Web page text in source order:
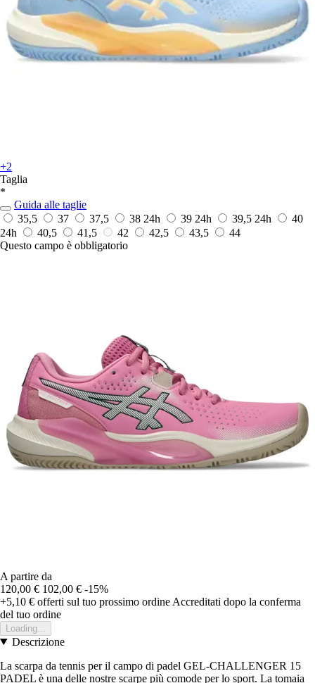
+2
Taglia
*
Guida alle taglie
35,5
37 37,5 38 24h 39 24h 39,5 24h
40
24h
40,5 41,5 42 42,5 43,5
44
Questo campo è obbligatorio
A partire da
120,00 € 102,00 € -15%
+5,10 € offerti sul tuo prossimo ordine Accreditati dopo la conferma
del tuo ordine
Loading...
Descrizione
La scarpa da tennis per il campo di padel GEL-CHALLENGER 15
PADEL è una delle nostre scarpe più comode per lo sport. La tomaia